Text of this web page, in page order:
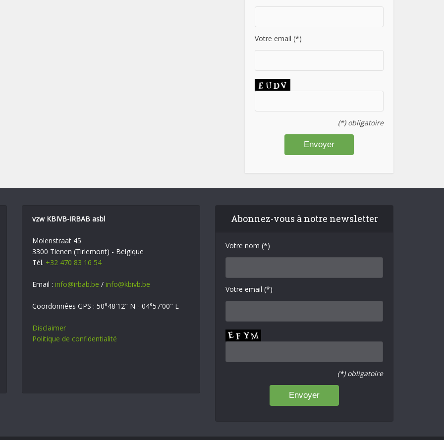
Votre email (*)
(*) obligatoire
vzw KBIVB-IRBAB asbl
Molenstraat 45
3300 Tienen (Tirlemont) - Belgique
Tél. +32 470 83 16 54
Email : info@irbab.be / info@kbivb.be
Coordonnées GPS : 50°48'12" N - 04°57'00" E
Disclaimer
Politique de confidentialité
Abonnez-vous à notre newsletter
Votre nom (*)
Votre email (*)
(*) obligatoire